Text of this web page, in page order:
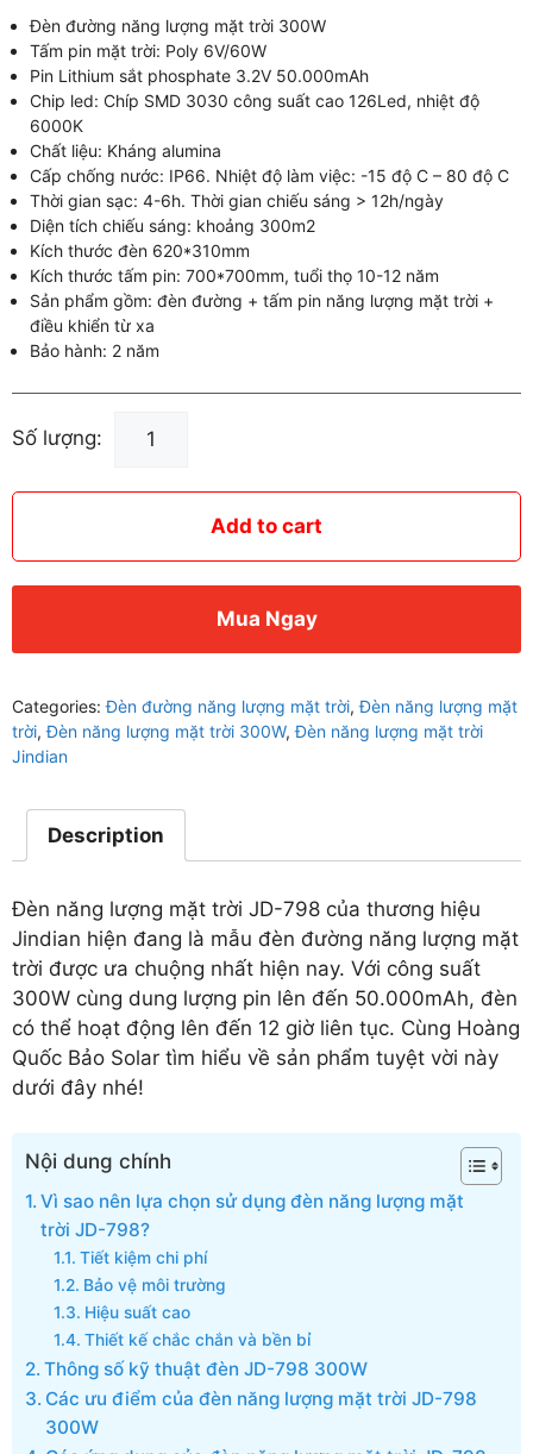
Đèn đường năng lượng mặt trời 300W
Tấm pin mặt trời: Poly 6V/60W
Pin Lithium sắt phosphate 3.2V 50.000mAh
Chip led: Chíp SMD 3030 công suất cao 126Led, nhiệt độ
6000K
Chất liệu: Kháng alumina
Cấp chống nước: IP66. Nhiệt độ làm việc: -15 độ C – 80 độ C
Thời gian sạc: 4-6h. Thời gian chiếu sáng > 12h/ngày
Diện tích chiếu sáng: khoảng 300m2
Kích thước đèn 620*310mm
Kích thước tấm pin: 700*700mm, tuổi thọ 10-12 năm
Sản phẩm gồm: đèn đường + tấm pin năng lượng mặt trời +
điều khiển từ xa
Bảo hành: 2 năm
Số lượng:
Add to cart
Mua Ngay
Categories:Đèn đường năng lượng mặt trời,Đèn năng lượng mặt
trời,Đèn năng lượng mặt trời 300W,Đèn năng lượng mặt trời
Jindian
Description
Đèn năng lượng mặt trời JD-798 của thương hiệu
Jindian hiện đang là mẫu đèn đường năng lượng mặt
trời được ưa chuộng nhất hiện nay. Với công suất
300W cùng dung lượng pin lên đến 50.000mAh, đèn
có thể hoạt động lên đến 12 giờ liên tục. Cùng Hoàng
Quốc Bảo Solar tìm hiểu về sản phẩm tuyệt vời này
dưới đây nhé!
Nội dung chính
Vì sao nên lựa chọn sử dụng đèn năng lượng mặt
trời JD-798?
Tiết kiệm chi phí
Bảo vệ môi trường
Hiệu suất cao
Thiết kế chắc chắn và bền bỉ
Thông số kỹ thuật đèn JD-798 300W
Các ưu điểm của đèn năng lượng mặt trời JD-798
300W